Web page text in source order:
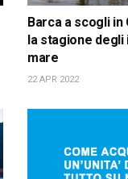
Barca a scogli in
la stagione degli
mare
22 APR 2022